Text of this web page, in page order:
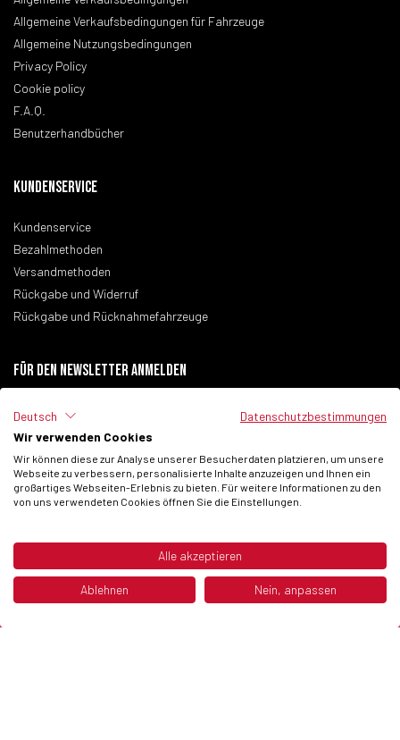
Allgemeine Verkaufsbedingungen für Fahrzeuge
Allgemeine Nutzungsbedingungen
Privacy Policy
Cookie policy
F.A.Q.
Benutzerhandbücher
KUNDENSERVICE
Kundenservice
Bezahlmethoden
Versandmethoden
Rückgabe und Widerruf
Rückgabe und Rücknahmefahrzeuge
Für den newsletter anmelden
Ich habe die Datenschutzbestimmungen der Website gelesen.
Ich stimme der Verarbeitung meiner persönlichen Daten zu, um kommerzielle
Mitteilungen von Fantic Motor SPA zu erhalten.
© 2026 Fantic Inc. All rights reserved.
Deutsch
Datenschutzbestimmungen
Wir verwenden Cookies
Wir können diese zur Analyse unserer Besucherdaten platzieren, um unsere
Webseite zu verbessern, personalisierte Inhalte anzuzeigen und Ihnen ein
großartiges Webseiten-Erlebnis zu bieten. Für weitere Informationen zu den
von uns verwendeten Cookies öffnen Sie die Einstellungen.
Alle akzeptieren
Ablehnen Nein, anpassen